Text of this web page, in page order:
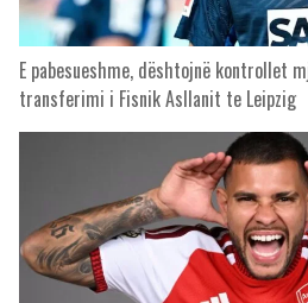
E pabesueshme, dështojnë kontrollet
transferimi i Fisnik Asllanit te Leipzig